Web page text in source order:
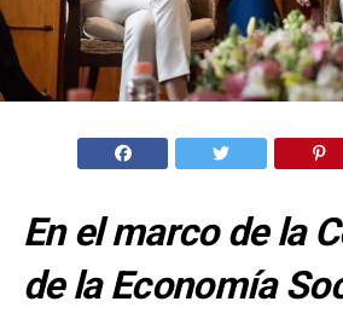
En el marco de la
de la Economía